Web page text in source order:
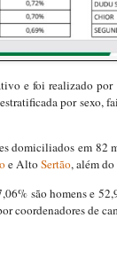
e foi realizado por
por sexo,
domiciliados em 82
e AltoSertão, além
são homens e
coordenadores de